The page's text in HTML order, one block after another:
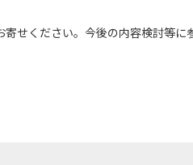
せください。今後の内容検討等に